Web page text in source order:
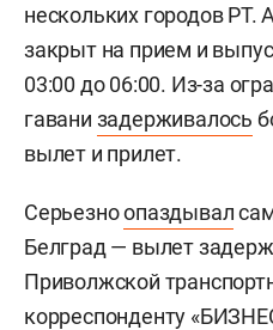
нескольких городов РТ.
закрыт на прием и
03:00 до 06:00. Из-за
гавани задерживалось
вылет и прилет.
Серьезноопаздывал
Белград — вылет
Приволжской
корреспонденту